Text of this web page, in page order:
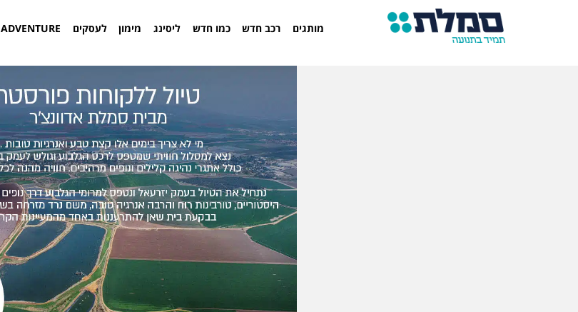
מותגים רכב חדש כמו חדש ליסינג מימון לעסקים ADVENTURE